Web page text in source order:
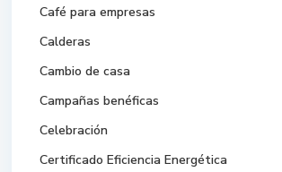
Café para empresas
Calderas
Cambio de casa
Campañas benéficas
Celebración
Certificado Eficiencia Energética